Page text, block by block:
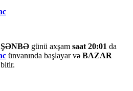
ŞƏNBƏ günü axşam saat 20:01 da
ünvanında başlayar və BAZAR